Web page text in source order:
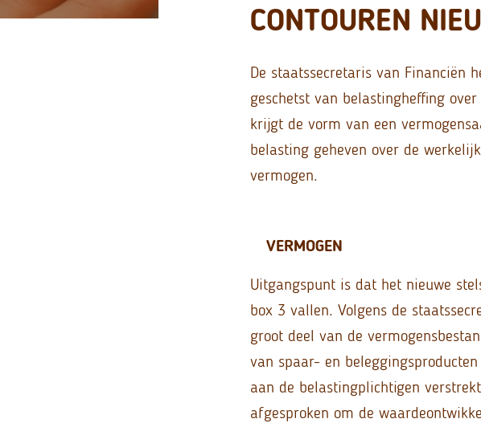
CONTOUREN
De staatssecretaris van Financiën
geschetst van belastingheffing
krijgt de vorm van een
belasting geheven over de
vermogen.
VERMOGEN
Uitgangspunt is dat het nieuwe
box 3 vallen. Volgens de
groot deel van de
van spaar- en
aan de belastingplichtigen
afgesproken om de